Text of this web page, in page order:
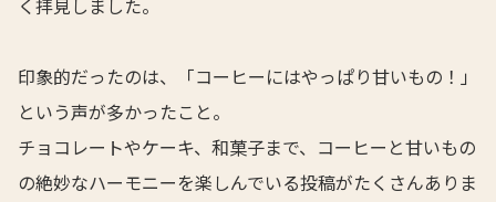
く拝見しました。
印象的だったのは、「コーヒーにはやっぱり甘いもの！」
という声が多かったこと。
チョコレートやケーキ、和菓子まで、コーヒーと甘いもの
の絶妙なハーモニーを楽しんでいる投稿がたくさんありま